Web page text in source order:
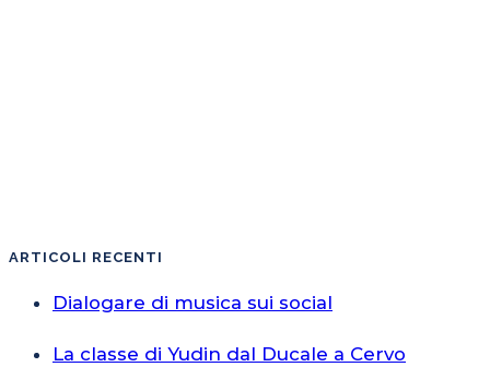
ARTICOLI RECENTI
Dialogare di musica sui social
La classe di Yudin dal Ducale a Cervo